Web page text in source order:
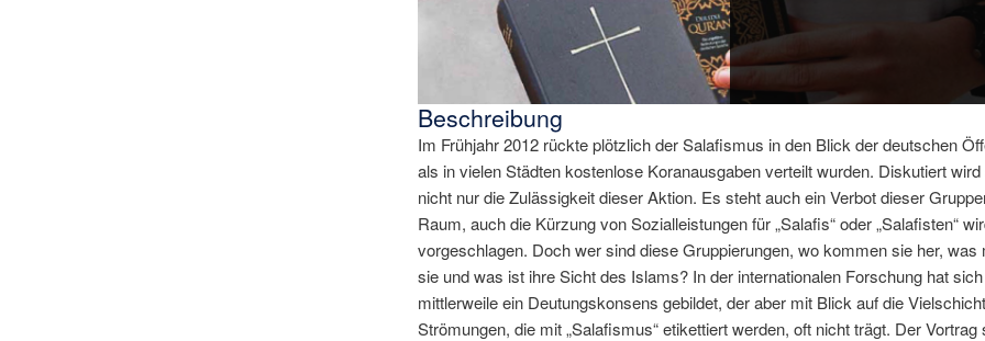
Beschreibung
Im Frühjahr 2012 rückte plötzlich der Salafismus in den Blick der deutschen
als in vielen Städten kostenlose Koranausgaben verteilt wurden. Diskutiert
nicht nur die Zulässigkeit dieser Aktion. Es steht auch ein Verbot dieser
Raum, auch die Kürzung von Sozialleistungen für „Salafis“ oder „Salafisten“
vorgeschlagen. Doch wer sind diese Gruppierungen, wo kommen sie her, was
sie und was ist ihre Sicht des Islams? In der internationalen Forschung hat sich
mittlerweile ein Deutungskonsens gebildet, der aber mit Blick auf die
Strömungen, die mit „Salafismus“ etikettiert werden, oft nicht trägt. Der Vortrag